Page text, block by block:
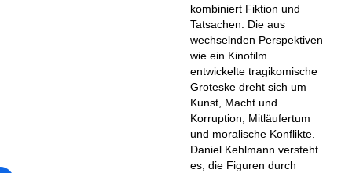
kombiniert Fiktion und
Tatsachen. Die aus
wechselnden Perspektiven
wie ein Kinofilm
entwickelte tragikomische
Groteske dreht sich um
Kunst, Macht und
Korruption, Mitläufertum
und moralische Konflikte.
Daniel Kehlmann versteht
es, die Figuren durch